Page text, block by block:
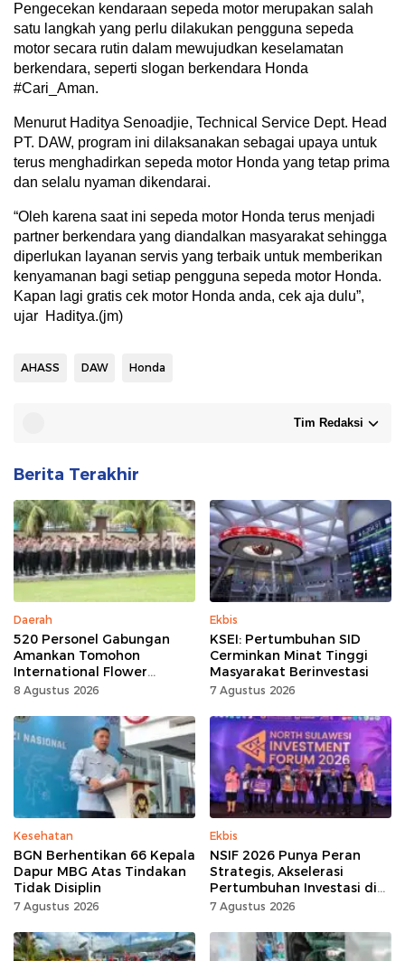
Pengecekan kendaraan sepeda motor merupakan salah
satu langkah yang perlu dilakukan pengguna sepeda
motor secara rutin dalam mewujudkan keselamatan
berkendara, seperti slogan berkendara Honda
#Cari_Aman.
Menurut Haditya Senoadjie, Technical Service Dept. Head
PT. DAW, program ini dilaksanakan sebagai upaya untuk
terus menghadirkan sepeda motor Honda yang tetap prima
dan selalu nyaman dikendarai.
“Oleh karena saat ini sepeda motor Honda terus menjadi
partner berkendara yang diandalkan masyarakat sehingga
diperlukan layanan servis yang terbaik untuk memberikan
kenyamanan bagi setiap pengguna sepeda motor Honda.
Kapan lagi gratis cek motor Honda anda, cek aja dulu”,
ujar Haditya.(jm)
AHASS DAW Honda
Tim Redaksi
Berita Terakhir
Daerah
520 Personel Gabungan
Amankan Tomohon
International Flower
Festival
8 Agustus 2026
Ekbis
KSEI: Pertumbuhan SID
Cerminkan Minat Tinggi
Masyarakat Berinvestasi
7 Agustus 2026
Kesehatan
BGN Berhentikan 66 Kepala
Dapur MBG Atas Tindakan
Tidak Disiplin
7 Agustus 2026
Ekbis
NSIF 2026 Punya Peran
Strategis, Akselerasi
Pertumbuhan Investasi di
Sulut
7 Agustus 2026